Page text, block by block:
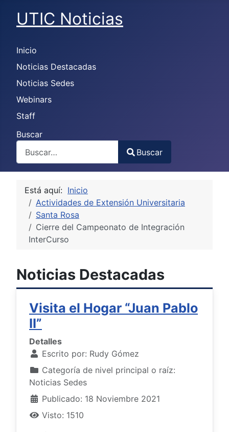
UTIC Noticias
Inicio
Noticias Destacadas
Noticias Sedes
Webinars
Staff
Buscar
Type 2 or more characters for results.
Buscar
Está aquí: Inicio
Actividades de Extensión Universitaria
Santa Rosa
Cierre del Campeonato de Integración
InterCurso
Noticias Destacadas
Visita el Hogar “Juan Pablo
II”
Detalles
Escrito por: Rudy Gómez
Categoría de nivel principal o raíz:
Noticias Sedes
Publicado: 18 Noviembre 2021
Visto: 1510